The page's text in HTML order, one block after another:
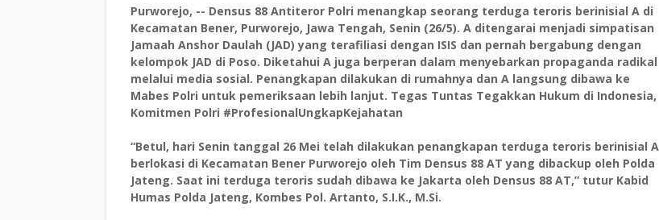
Purworejo, -- Densus 88 Antiteror Polri menangkap seorang terduga teroris berinisial A di
Kecamatan Bener, Purworejo, Jawa Tengah, Senin (26/5). A ditengarai menjadi simpatisan
Jamaah Anshor Daulah (JAD) yang terafiliasi dengan ISIS dan pernah bergabung dengan
kelompok JAD di Poso. Diketahui A juga berperan dalam menyebarkan propaganda radikal
melalui media sosial. Penangkapan dilakukan di rumahnya dan A langsung dibawa ke
Mabes Polri untuk pemeriksaan lebih lanjut. Tegas Tuntas Tegakkan Hukum di Indonesia,
Komitmen Polri #ProfesionalUngkapKejahatan
“Betul, hari Senin tanggal 26 Mei telah dilakukan penangkapan terduga teroris berinisial A
berlokasi di Kecamatan Bener Purworejo oleh Tim Densus 88 AT yang dibackup oleh Polda
Jateng. Saat ini terduga teroris sudah dibawa ke Jakarta oleh Densus 88 AT,” tutur Kabid
Humas Polda Jateng, Kombes Pol. Artanto, S.I.K., M.Si.